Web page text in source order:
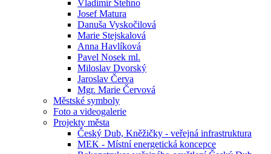
Vladimír Stehno
Josef Matura
Danuša Vyskočilová
Marie Stejskalová
Anna Havlíková
Pavel Nosek ml.
Miloslav Dvorský
Jaroslav Červa
Mgr. Marie Červová
Městské symboly
Foto a videogalerie
Projekty města
Český Dub, Kněžičky - veřejná infrastruktura
MEK - Místní energetická koncepce